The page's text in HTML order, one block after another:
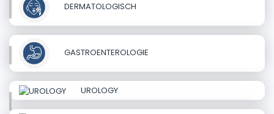
DERMATOLOGISCH
GASTROENTEROLOGIE
UROLOGY